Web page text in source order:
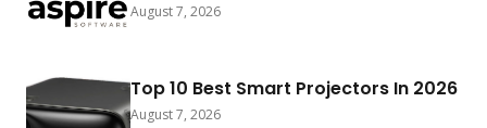
August 7, 2026
Top 10 Best Smart Projectors In 2026
August 7, 2026